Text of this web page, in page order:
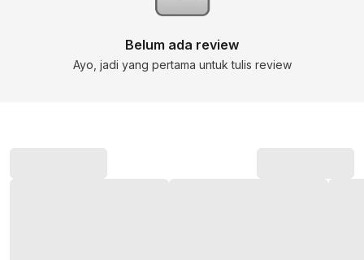
Belum ada review
Ayo, jadi yang pertama untuk tulis review